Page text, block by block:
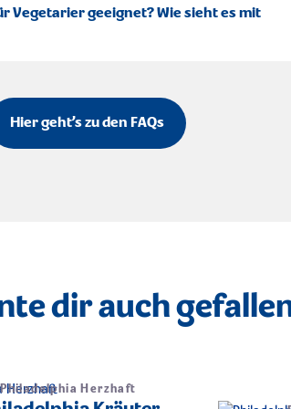
Vegetarier geeignet? Wie sieht es mit
Hier geht’s zu den FAQs
dir auch
Philadelphia Herzhaft